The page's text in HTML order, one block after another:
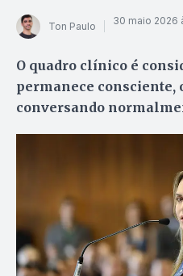
Ton Paulo 30 maio 2026
O quadro clínico é
permanece consciente,
conversando